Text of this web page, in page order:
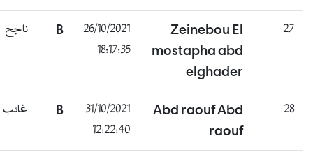
27
Zeinebou El
mostapha abd
elghader
26/10/2021
18:17:35
B ناجح
28
Abd raouf Abd
raouf
31/10/2021
12:22:40
B غائب